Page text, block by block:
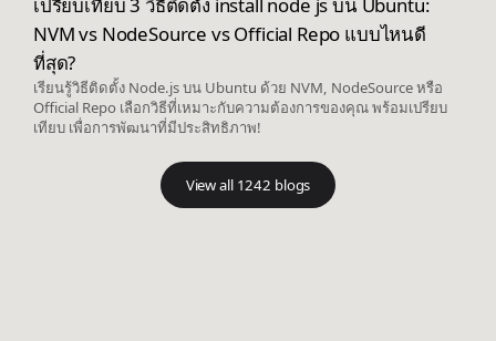
NVM vs NodeSource vs Official Repo แบบไหนดี
ที่สุด?
เรียนรู้วิธีติดตั้ง Node.js บน Ubuntu ด้วย NVM, NodeSource หรือ
Official Repo เลือกวิธีที่เหมาะกับความต้องการของคุณ พร้อมเปรียบ
เทียบ เพื่อการพัฒนาที่มีประสิทธิภาพ!
View all 1242 blogs